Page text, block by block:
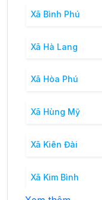
Xã Bình Phú
Xã Hà Lang
Xã Hòa Phú
Xã Hùng Mỹ
Xã Kiên Đài
Xã Kim Bình